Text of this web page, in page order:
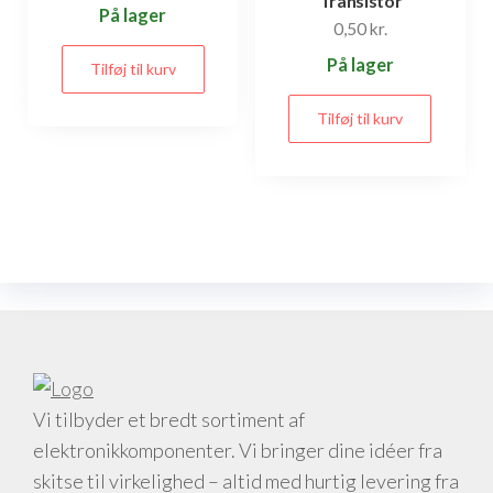
På lager
Tilføj til kurv
0,50kr.
På lager
Tilføj til kurv
Vi tilbyder et bredt sortiment af
elektronikkomponenter. Vi bringer dine idéer fra
skitse til virkelighed – altid med hurtig levering fra